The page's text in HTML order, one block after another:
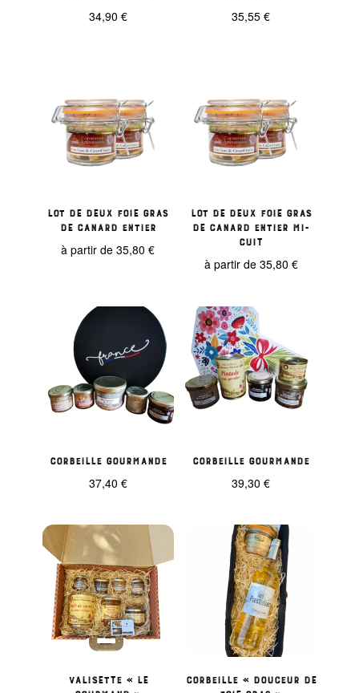
34,90 € 35,55€
Lot de deux foie gras
de canard entier
à partir de35,80€
Lot de deux foie gras
de canard entier mi-
cuit
à partir de 35,80 €
Corbeille gourmande
37,40 €
Corbeille Gourmande
39,30€
Valisette « Le
Corbeille « Douceur de